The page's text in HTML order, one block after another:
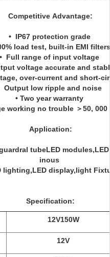
Competitive Advantage:
• IP67 protection grade
load test, built-in EMI
• Full range of input voltage
voltage accurate and
over-current and short-
Output low ripple and noise
• Two year warranty
working no trouble ＞50, 000
Application:
tubeLED
inous
lighting,LED display,light
Specification:
12V150W
12V